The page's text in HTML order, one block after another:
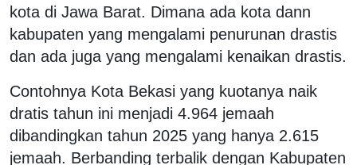
kota di Jawa Barat. Dimana ada kota dann
kabupaten yang mengalami penurunan drastis
dan ada juga yang mengalami kenaikan drastis.
Contohnya Kota Bekasi yang kuotanya naik
dratis tahun ini menjadi 4.964 jemaah
dibandingkan tahun 2025 yang hanya 2.615
jemaah. Berbanding terbalik dengan Kabupaten